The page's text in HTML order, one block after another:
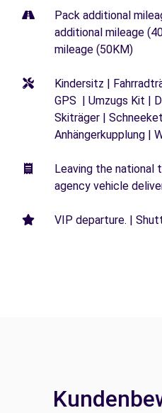
Pack additional
additional mileage
mileage (50KM)
Kindersitz |
GPS | Umzugs Kit |
Skiträger |
Anhängerkupplung |
Leaving the
agency vehicle
VIP departure. |